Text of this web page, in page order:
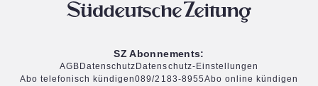
SZ Abonnements:
AGB Datenschutz Datenschutz-Einstellungen
Abo telefonisch kündigen089/2183-8955Abo online kündigen